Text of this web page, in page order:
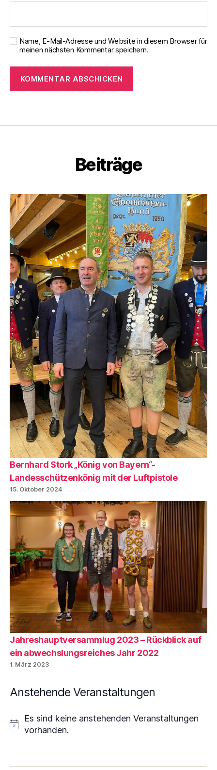
Name, E-Mail-Adresse und Website in diesem Browser für
meinen nächsten Kommentar speichern.
Beiträge
Bernhard Stork „König von Bayern“-
Landesschützenkönig mit der Luftpistole
15. Oktober 2024
Jahreshauptversammlug 2023 – Rückblick auf
ein abwechslungsreiches Jahr 2022
1. März 2023
Anstehende Veranstaltungen
H
w
Es sind keine anstehenden Veranstaltungen
vorhanden.